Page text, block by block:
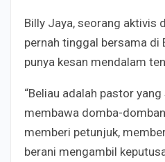
Billy Jaya, seorang aktivis
pernah tinggal bersama di
punya kesan mendalam
“Beliau adalah pastor
membawa domba-
memberi petunjuk,
berani mengambil